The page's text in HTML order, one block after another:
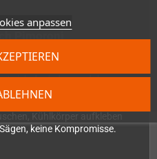
anpassen
Pimoroni
eines der beliebtesten
sich dank des modularen
Projekte anpassen. Dieser
keine Kompromisse.